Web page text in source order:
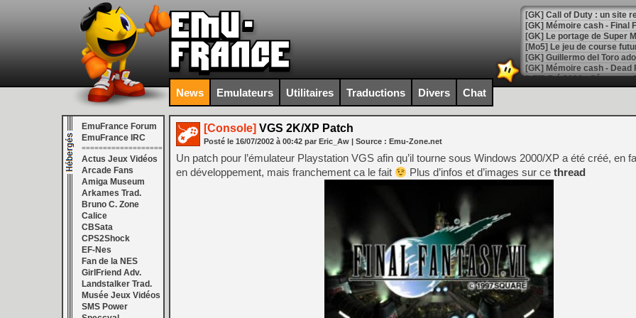
[GK] Le portage de Super
[Mo5] Le jeu de course
[GK] Guillermo del Toro
[LTF] Eté 2026 - Séquence
[GK] Mistfall Hunter :
[GK] Wo Long 2 évolue
[GK] Crossfire : un TPS à
[LS] [PS5] Premiers
[Mo5] DOOM arrive en
[GK] Bethesda fête les 30
[GK] Roblox : l'action en
[GK] Agenda - GeForce
[GK] Devolver Digital en a
[LS] [PS5] ps5-y2jb-
News Emulateurs Utilitaires Traductions Divers Chat
EmuFrance Forum
EmuFrance IRC
===================
Actus Jeux Vidéos
Arcade Fans
Amiga Museum
Arkames Trad.
Bruno C. Zone
Calice
CBSata
CPS2Shock
EF-Nes
Fan de la NES
GirlFriend Adv.
Landstalker Trad.
Musée Jeux Vidéos
SMS Power
[Console] VGS 2K/XP Patch
Posté le 16/07/2002 à 00:42 par Eric_Aw | Source : Emu-Zone.net
Un patch pour l’émulateur Playstation VGS afin qu’il tourne sous Windows 2000/XP a été créé, en
en développement, mais franchement ca le fait
Plus d’infos et d’images sur cethread